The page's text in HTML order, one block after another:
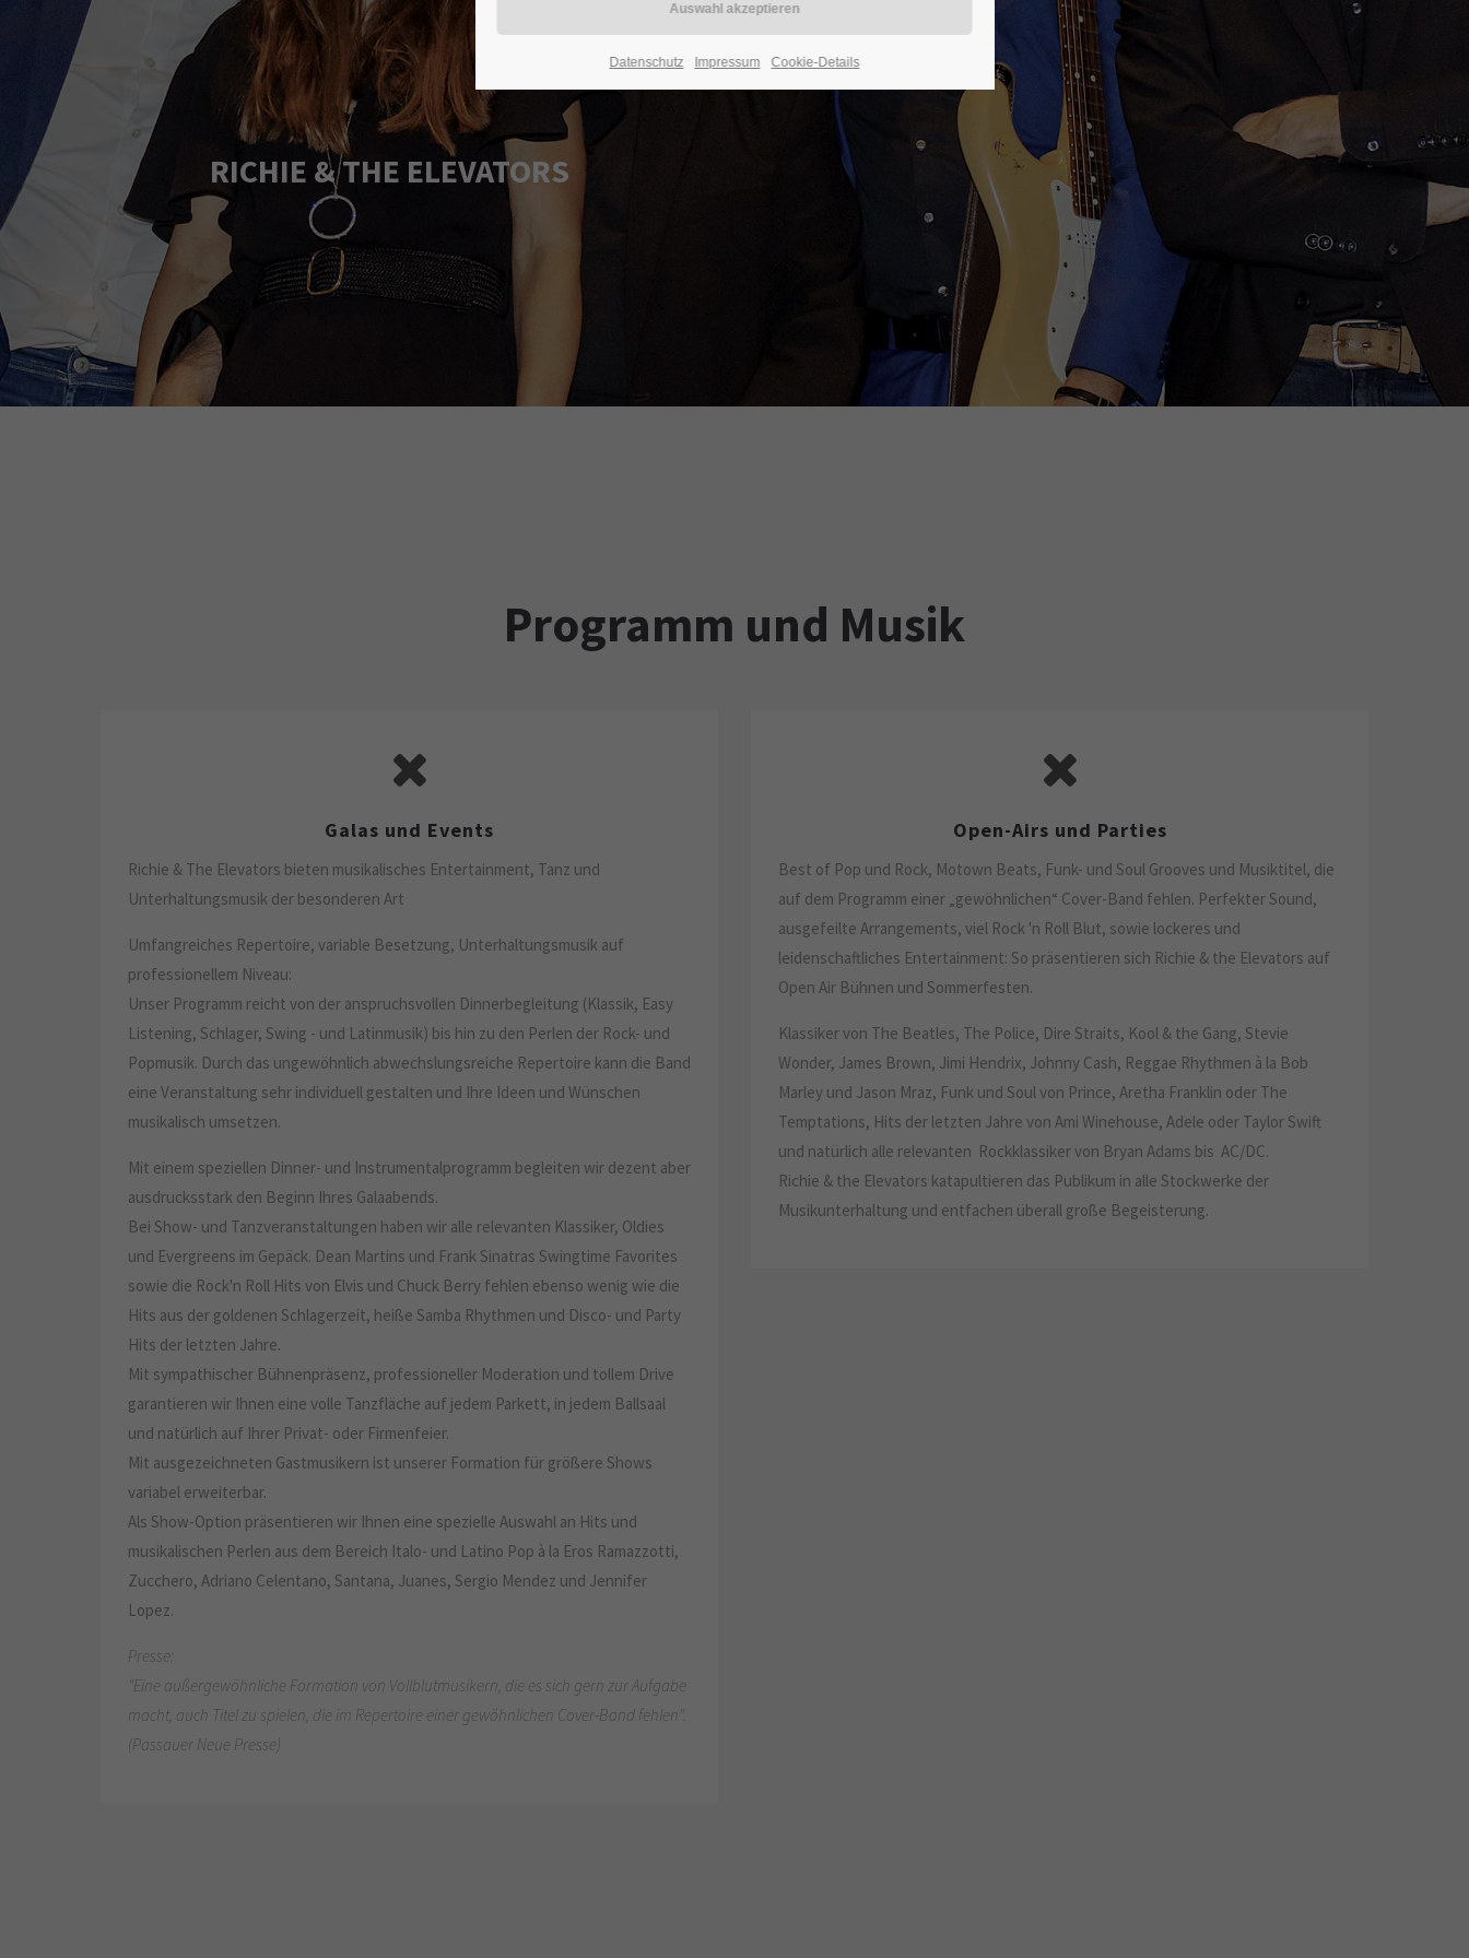
RICHIE & THE ELEVATORS
Programm und Musik
Galas und Events
Richie & The Elevators bieten musikalisches Entertainment, Tanz und
Unterhaltungsmusik der besonderen Art
Umfangreiches Repertoire, variable Besetzung, Unterhaltungsmusik auf
professionellem Niveau:
Unser Programm reicht von der anspruchsvollen Dinnerbegleitung (Klassik, Easy
Listening, Schlager, Swing - und Latinmusik) bis hin zu den Perlen der Rock- und
Popmusik. Durch das ungewöhnlich abwechslungsreiche Repertoire kann die Band
eine Veranstaltung sehr individuell gestalten und Ihre Ideen und Wünschen
musikalisch umsetzen.
Mit einem speziellen Dinner- und Instrumentalprogramm begleiten wir dezent aber
ausdrucksstark den Beginn Ihres Galaabends.
Bei Show- und Tanzveranstaltungen haben wir alle relevanten Klassiker, Oldies
und Evergreens im Gepäck. Dean Martins und Frank Sinatras Swingtime Favorites
sowie die Rock'n Roll Hits von Elvis und Chuck Berry fehlen ebenso wenig wie die
Hits aus der goldenen Schlagerzeit, heiße Samba Rhythmen und Disco- und Party
Hits der letzten Jahre.
Mit sympathischer Bühnenpräsenz, professioneller Moderation und tollem Drive
garantieren wir Ihnen eine volle Tanzfläche auf jedem Parkett, in jedem Ballsaal
und natürlich auf Ihrer Privat- oder Firmenfeier.
Mit ausgezeichneten Gastmusikern ist unserer Formation für größere Shows
variabel erweiterbar.
Als Show-Option präsentieren wir Ihnen eine spezielle Auswahl an Hits und
musikalischen Perlen aus dem Bereich Italo- und Latino Pop à la Eros Ramazzotti,
Zucchero, Adriano Celentano, Santana, Juanes, Sergio Mendez und Jennifer
Lopez.
Presse:
"Eine außergewöhnliche Formation von Vollblutmusikern, die es sich gern zur Aufgabe
macht, auch Titel zu spielen, die im Repertoire einer gewöhnlichen Cover-Band fehlen".
(Passauer Neue Presse)
Open-Airs und Parties
Best of Pop und Rock, Motown Beats, Funk- und Soul Grooves und Musiktitel, die
auf dem Programm einer „gewöhnlichen“ Cover-Band fehlen. Perfekter Sound,
ausgefeilte Arrangements, viel Rock 'n Roll Blut, sowie lockeres und
leidenschaftliches Entertainment: So präsentieren sich Richie & the Elevators auf
Open Air Bühnen und Sommerfesten.
Klassiker von The Beatles, The Police, Dire Straits, Kool & the Gang, Stevie
Wonder, James Brown, Jimi Hendrix, Johnny Cash, Reggae Rhythmen à la Bob
Marley und Jason Mraz, Funk und Soul von Prince, Aretha Franklin oder The
Temptations, Hits der letzten Jahre von Ami Winehouse, Adele oder Taylor Swift
und natürlich alle relevanten Rockklassiker von Bryan Adams bis AC/DC.
Richie & the Elevators katapultieren das Publikum in alle Stockwerke der
Musikunterhaltung und entfachen überall große Begeisterung.
Datenschutz Impressum Cookie-Details